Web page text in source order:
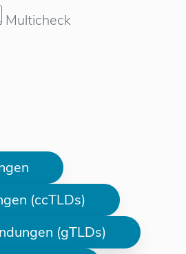
Multicheck
(ccTLDs)
(gTLDs)